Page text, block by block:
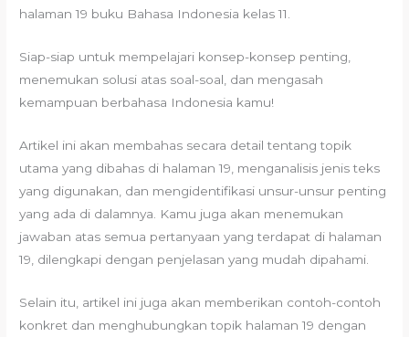
halaman 19 buku Bahasa Indonesia kelas 11.
Siap-siap untuk mempelajari konsep-konsep penting,
menemukan solusi atas soal-soal, dan mengasah
kemampuan berbahasa Indonesia kamu!
Artikel ini akan membahas secara detail tentang topik
utama yang dibahas di halaman 19, menganalisis jenis teks
yang digunakan, dan mengidentifikasi unsur-unsur penting
yang ada di dalamnya. Kamu juga akan menemukan
jawaban atas semua pertanyaan yang terdapat di halaman
19, dilengkapi dengan penjelasan yang mudah dipahami.
Selain itu, artikel ini juga akan memberikan contoh-contoh
konkret dan menghubungkan topik halaman 19 dengan